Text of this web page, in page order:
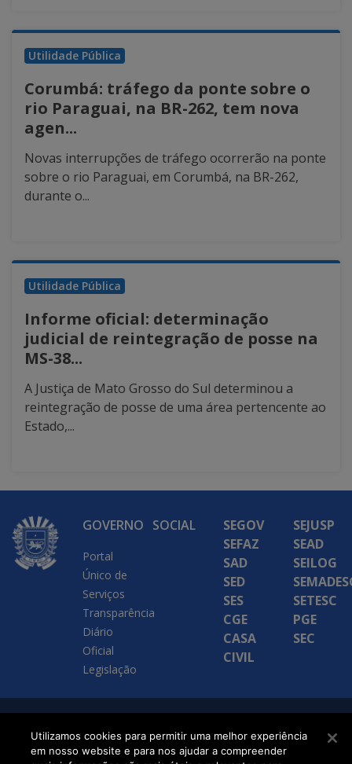
Utilidade Pública
Corumbá: tráfego da ponte sobre o
rio Paraguai, na BR-262, tem nova
agen...
Novas interrupções de tráfego ocorrerão na ponte
sobre o rio Paraguai, em Corumbá, na BR-262,
durante o...
Utilidade Pública
Informe oficial: determinação
judicial de reintegração de posse na
MS-38...
A Justiça de Mato Grosso do Sul determinou a
reintegração de posse de uma área pertencente ao
Estado,...
GOVERNO
Portal
Único de
Serviços
Transparência
Diário
Oficial
Legislação
SOCIAL
SEGOV
SEFAZ
SAD
SED
SES
CGE
CASA
CIVIL
SEJUSP
SEAD
SEILOG
SETESC
PGE
SEC
SETDIG | Secretaria-
Executiva de
Utilizamos cookies para permitir uma melhor experiência
em nosso website e para nos ajudar a compreender